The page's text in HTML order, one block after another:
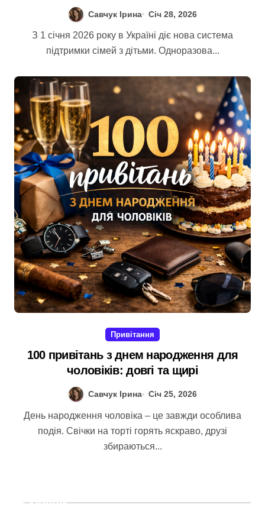
Савчук Ірина Січ 28, 2026
З 1 січня 2026 року в Україні діє нова система
підтримки сімей з дітьми. Одноразова...
Привітання
100 привітань з днем народження для
чоловіків: довгі та щирі
Савчук Ірина Січ 25, 2026
День народження чоловіка – це завжди особлива
подія. Свічки на торті горять яскраво, друзі
збираються...
Пошук